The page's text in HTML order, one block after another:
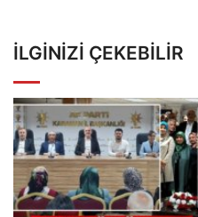
İLGINIZI ÇEKEBILIR